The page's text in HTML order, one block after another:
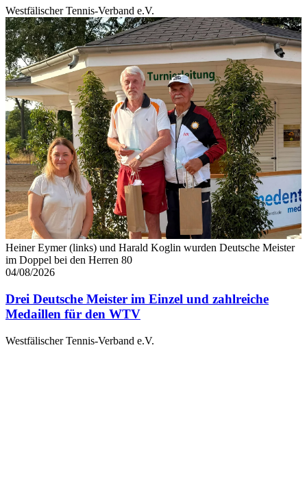
Westfälischer Tennis-Verband e.V.
Heiner Eymer (links) und Harald Koglin wurden Deutsche Meister
im Doppel bei den Herren 80
04/08/2026
Drei Deutsche Meister im Einzel und zahlreiche
Medaillen für den WTV
Westfälischer Tennis-Verband e.V.